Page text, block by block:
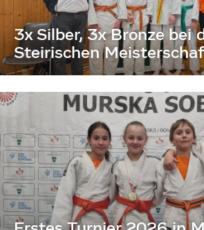
3x Silber, 3x Bronze bei
Steirischen